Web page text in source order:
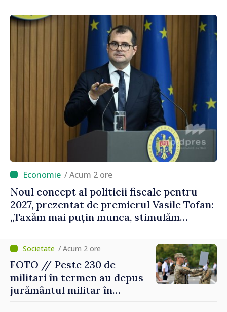
/ Acum 2 ore
Noul concept al politicii fiscale pentru
2027, prezentat de premierul Vasile Tofan:
„Taxăm mai puțin munca, stimulăm
taxarea consumului”
/ Acum 2 ore
FOTO // Peste 230 de
militari în termen au depus
jurământul militar în